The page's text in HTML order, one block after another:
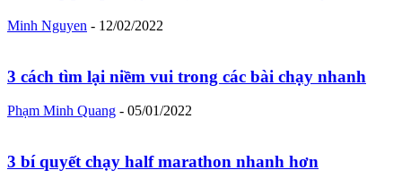
Minh Nguyen - 12/02/2022
3 cách tìm lại niềm vui trong các bài chạy nhanh
Phạm Minh Quang - 05/01/2022
3 bí quyết chạy half marathon nhanh hơn